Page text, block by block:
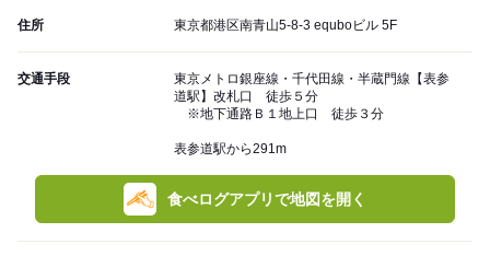
住所 東京都港区南青山5-8-3 equboビル 5F
交通手段
東京メトロ銀座線・千代田線・半蔵門線【表参
道駅】改札口 徒歩５分
※地下通路Ｂ１地上口 徒歩３分
表参道駅から291m
食べログアプリで地図を開く